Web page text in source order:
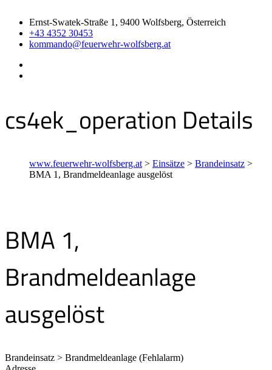
Ernst-Swatek-Straße 1, 9400 Wolfsberg, Österreich
+43 4352 30453
kommando@feuerwehr-wolfsberg.at
cs4ek_operation Details
www.feuerwehr-wolfsberg.at > Einsätze > Brandeinsatz >
BMA 1, Brandmeldeanlage ausgelöst
BMA 1,
Brandmeldeanlage
ausgelöst
Brandeinsatz > Brandmeldeanlage (Fehlalarm)